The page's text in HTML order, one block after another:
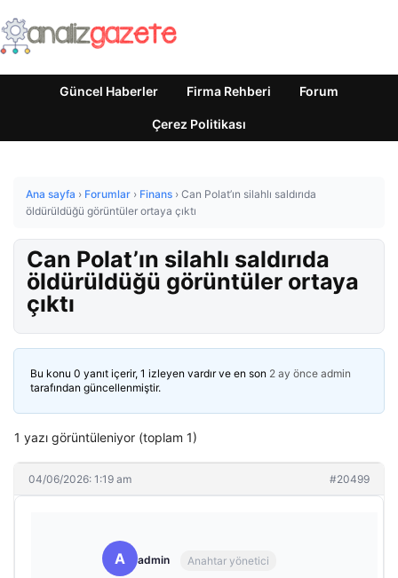
Güncel Haberler Firma Rehberi Forum
Çerez Politikası
Ana sayfa › Forumlar › Finans › Can Polat’ın silahlı saldırıda
öldürüldüğü görüntüler ortaya çıktı
Can Polat’ın silahlı saldırıda
öldürüldüğü görüntüler ortaya
çıktı
Bu konu 0 yanıt içerir, 1 izleyen vardır ve en son 2 ay önce admin
tarafından güncellenmiştir.
1 yazı görüntüleniyor (toplam 1)
04/06/2026: 1:19 am #20499
A admin Anahtar yönetici